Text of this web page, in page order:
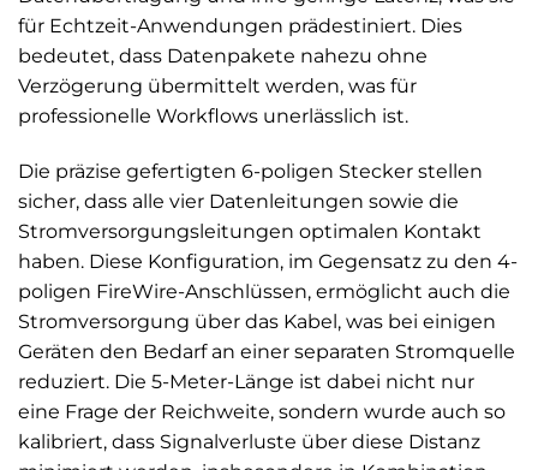
für Echtzeit-Anwendungen prädestiniert. Dies
bedeutet, dass Datenpakete nahezu ohne
Verzögerung übermittelt werden, was für
professionelle Workflows unerlässlich ist.
Die präzise gefertigten 6-poligen Stecker stellen
sicher, dass alle vier Datenleitungen sowie die
Stromversorgungsleitungen optimalen Kontakt
haben. Diese Konfiguration, im Gegensatz zu den 4-
poligen FireWire-Anschlüssen, ermöglicht auch die
Stromversorgung über das Kabel, was bei einigen
Geräten den Bedarf an einer separaten Stromquelle
reduziert. Die 5-Meter-Länge ist dabei nicht nur
eine Frage der Reichweite, sondern wurde auch so
kalibriert, dass Signalverluste über diese Distanz